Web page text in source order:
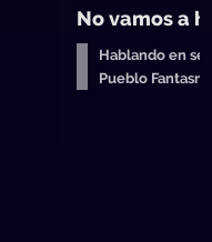
No vamos a
Hablando en
Pueblo